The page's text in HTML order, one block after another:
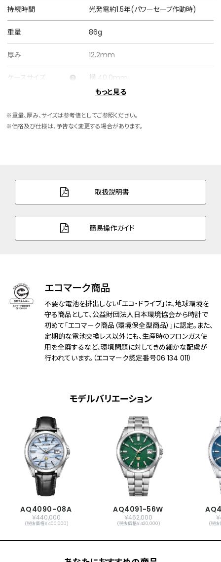
持続時間 光発電約1.5年(パワーセーブ作動時)
重量 86g
厚み 12.2mm
ケースサイズ 横 40.0mm
ケース表面処理 デュラテクトプラチナ(ライトシルバー色)
バンド幅 20.0mm
バンド調整可能サイ
132～204mm
アレルギーレベル 耐ニッケルアレルギー
１種耐磁
デザイン特徴
藍染和紙文字板
文字板部品：一部再生素材
夜光(針＋インデックス)
充電警告機能
パワーセーブ機能
フル充電時約1.5年可動(パワーセーブ作動
パーペチュアルカレンダー
日付早修正機能
0時ジャストカレンダー更新機能
時差設定機能
パーフェックス(JIS1種耐磁、衝撃検知機
能、針自動補正機能)
原産国 日本製
もっと見る
※重量、厚み、サイズは参考値としてご参照ください。
※価格及び仕様は、予告なく変更する場合があります。
取扱説明書
簡易操作ガイド
エコマーク商品
不要な電池を排出しない「エコ・ドライブ」は、地球環境を
守る商品として、公益財団法人日本環境協会から時計で
初めて「エコマーク商品（環境保全型商品）」に認定。また、
定期的な電池交換レス以外にも、生産時のフロンガス使
用を全廃するなど、環境問題に対してきめ細かな配慮が
行われています。（エコマーク認定番号06 134 011）
モデルバリエーション
AQ4090-08A
￥440,000
(税抜価格￥400,000)
AQ4091-56W
￥462,000
(税抜価格￥420,000) (税